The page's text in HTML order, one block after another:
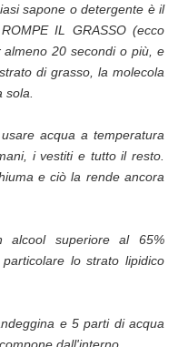
sapone o detergente è il
IL GRASSO (ecco
20 secondi o più, e
di grasso, la molecola
acqua a temperatura
i vestiti e tutto il resto.
e ciò la rende ancora
alcool superiore al 65%
particolare lo strato lipidico
e 5 parti di acqua
dall'interno.